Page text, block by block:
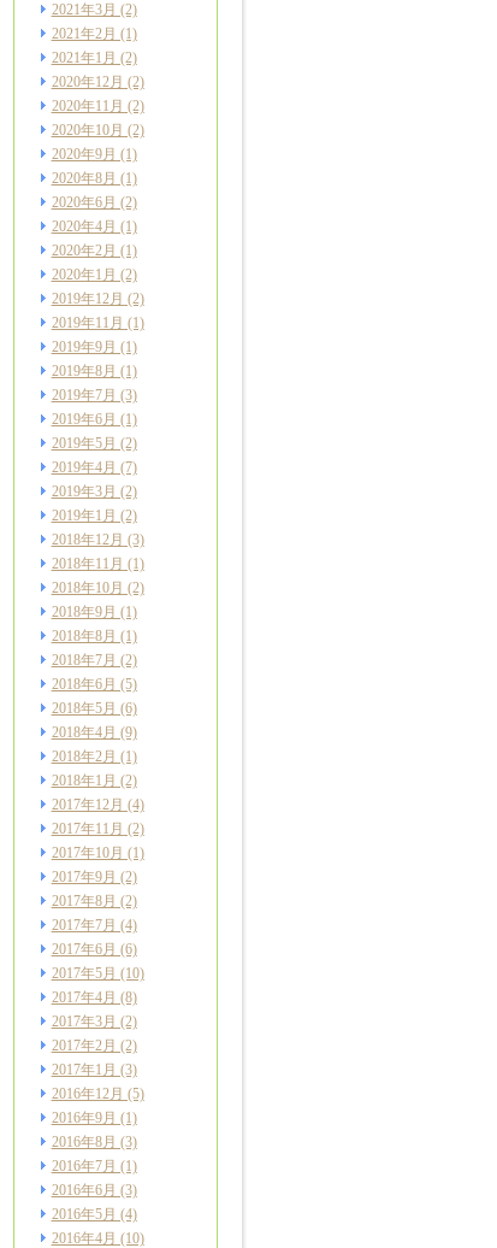
2021年3月 (2)
2021年2月 (1)
2021年1月 (2)
2020年12月 (2)
2020年11月 (2)
2020年10月 (2)
2020年9月 (1)
2020年8月 (1)
2020年6月 (2)
2020年4月 (1)
2020年2月 (1)
2020年1月 (2)
2019年12月 (2)
2019年11月 (1)
2019年9月 (1)
2019年8月 (1)
2019年7月 (3)
2019年6月 (1)
2019年5月 (2)
2019年4月 (7)
2019年3月 (2)
2019年1月 (2)
2018年12月 (3)
2018年11月 (1)
2018年10月 (2)
2018年9月 (1)
2018年8月 (1)
2018年7月 (2)
2018年6月 (5)
2018年5月 (6)
2018年4月 (9)
2018年2月 (1)
2018年1月 (2)
2017年12月 (4)
2017年11月 (2)
2017年10月 (1)
2017年9月 (2)
2017年8月 (2)
2017年7月 (4)
2017年6月 (6)
2017年5月 (10)
2017年4月 (8)
2017年3月 (2)
2017年2月 (2)
2017年1月 (3)
2016年12月 (5)
2016年9月 (1)
2016年8月 (3)
2016年7月 (1)
2016年6月 (3)
2016年5月 (4)
2016年4月 (10)